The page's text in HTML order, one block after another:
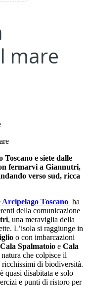
mare
e siete dalle
fermarvi a Giannutri,
verso sud, ricca
Toscano ha
della comunicazione
, una meraviglia della
L’isola si raggiunge in
o con imbarcazioni
Cala Spalmatoio e Cala
che colpisce il
di biodiversità.
quasi disabitata e solo
e punti di ristoro per